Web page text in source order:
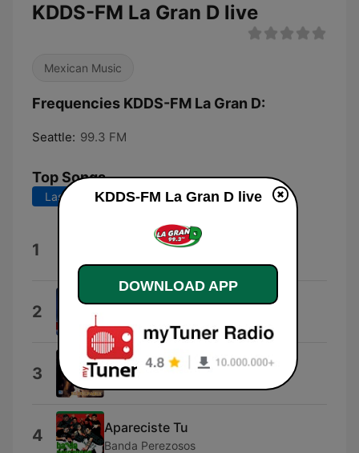
KDDS-FM La Gran D live
Mexican Music
Frequencies KDDS-FM La Gran D:
Seattle: 99.3 FM
Top Songs
Last 7 days Last 30 days
1 Yo Las Pongo
2 Te Soñé
3 El Culpable
4 Apareciste Tu
Banda Perezosos
KDDS-FM La Gran D live
DOWNLOAD APP